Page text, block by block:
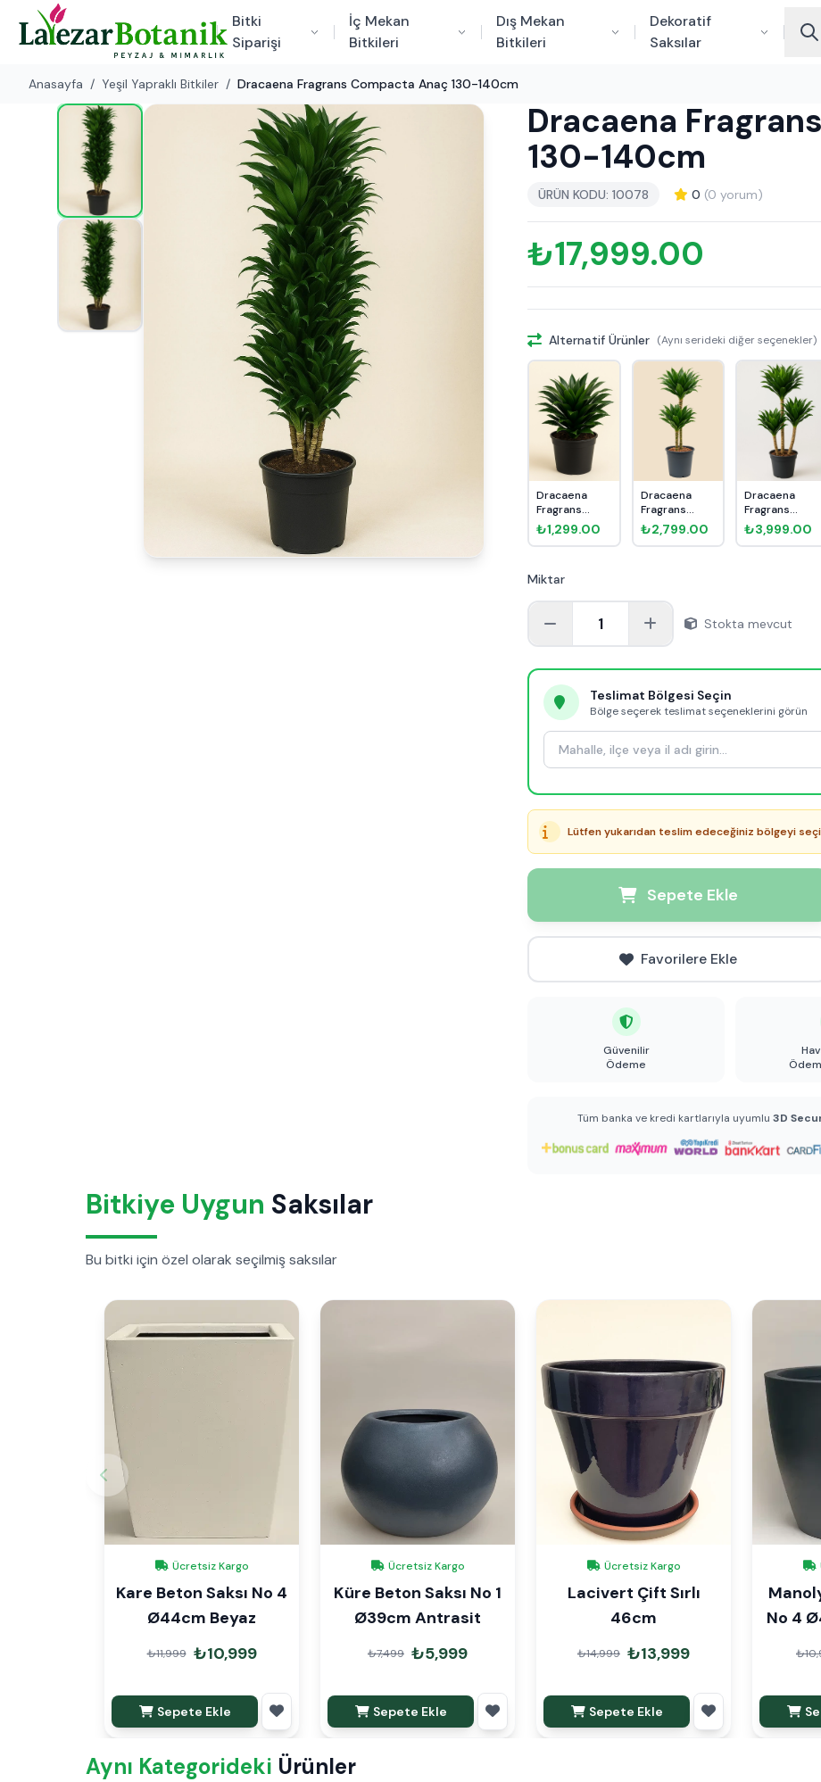
Bitki
Siparişi
İç Mekan
Bitkileri
Dış Mekan
Bitkileri
Dekoratif
Saksılar
Anasayfa / Yeşil Yapraklı Bitkiler / Dracaena Fragrans Compacta Anaç 130-140cm
Dracaena
130-140cm
ÜRÜN KODU: 10078 0 (0 yorum)
₺17,999.00
Alternatif Ürünler (Aynı serideki diğer seçenekler)
Dracaena
Fragrans
Compacta
Tek Gövde
₺1,299.00
Dracaena
Fragrans
Compacta 2
Kök 90cm
₺2,799.00
Dracaena
Fragrans
Compacta 3
Kök 110cm
₺3,999.00
Miktar
1 Stokta mevcut
Teslimat Bölgesi Seçin
Bölge seçerek teslimat seçeneklerini görün
Lütfen yukarıdan teslim edeceğiniz bölgeyi
Sepete Ekle
Favorilere Ekle
Güvenilir
Ödeme
Tüm banka ve kredi kartlarıyla uyumlu 3D
Bitkiye Uygun Saksılar
Bu bitki için özel olarak seçilmiş saksılar
Ücretsiz Kargo
Kare Beton Saksı No 4
Ø44cm Beyaz
₺11,999 ₺10,999
Sepete Ekle
Ücretsiz Kargo
Küre Beton Saksı No 1
Ø39cm Antrasit
₺7,499 ₺5,999
Sepete Ekle
Ücretsiz Kargo
Lacivert Çift Sırlı
46cm
₺14,999 ₺13,999
Sepete Ekle
No 4
Aynı Kategorideki Ürünler